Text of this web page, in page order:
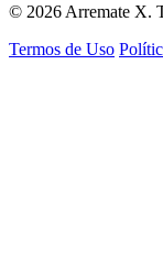
© 2026 Arremate X.
Termos de Uso